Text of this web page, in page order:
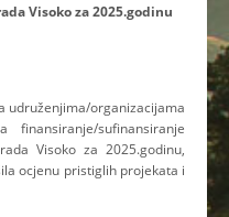
za 2025.godinu
udruženjima/organizacijama
sufinansiranje
Visoko za 2025.godinu,
ocjenu pristiglih projekata i